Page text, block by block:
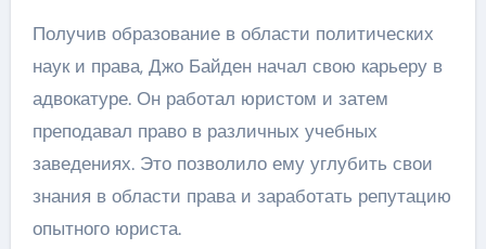
Получив образование в области политических
наук и права, Джо Байден начал свою карьеру в
адвокатуре. Он работал юристом и затем
преподавал право в различных учебных
заведениях. Это позволило ему углубить свои
знания в области права и заработать репутацию
опытного юриста.